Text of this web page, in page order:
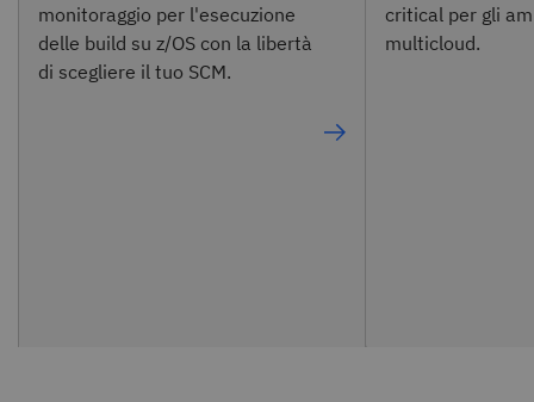
monitoraggio per l'esecuzione
delle build su z/OS con la libertà
di scegliere il tuo SCM.
critical per gli
multicloud.